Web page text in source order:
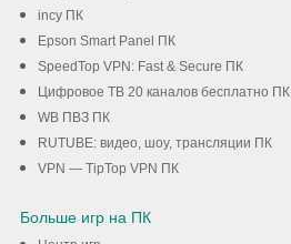
incy ПК
Epson Smart Panel ПК
SpeedTop VPN: Fast & Secure ПК
Цифровое ТВ 20 каналов бесплатно ПК
WB ПВЗ ПК
RUTUBE: видео, шоу, трансляции ПК
VPN — TipTop VPN ПК
Больше игр на ПК